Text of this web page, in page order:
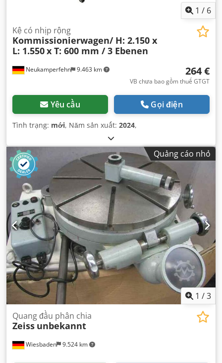
1 / 6
Neukamperfehn 9.463 km
Kệ có nhịp rộng
Kommissionierwagen/ H: 2.150 x
L: 1.550x T: 600 mm / 3 Ebenen
264 €
VB chưa bao gồm thuế GTGT
Yêu cầu Gọi điện
Tình trạng: mới, Năm sản xuất: 2024,
Quảng cáo nhỏ
1 /3
Wiesbaden 9.524 km
Quang đầu phân chia
Zeiss unbekannt